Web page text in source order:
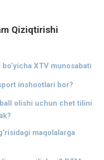
Qiziqtirishi
XTV munosabati
inshootlari bor?
olishi uchun chet tilini
maqolalarga